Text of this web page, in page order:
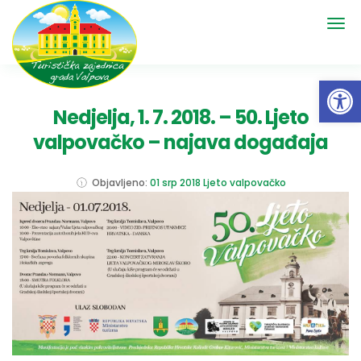
Nedjelja, 1. 7. 2018. – 50. Ljeto
valpovačko – najava događaja
Objavljeno: 01 srp 2018 Ljeto valpovačko